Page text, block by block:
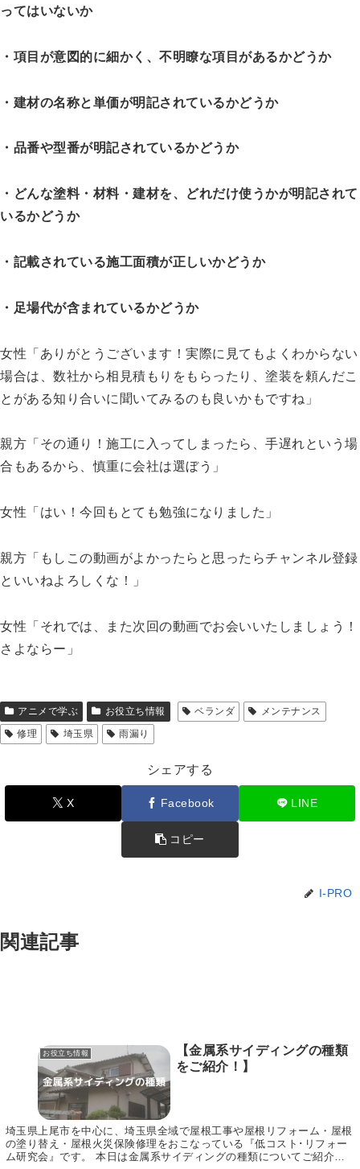
ってはいないか
・項目が意図的に細かく、不明瞭な項目があるかどうか
・建材の名称と単価が明記されているかどうか
・品番や型番が明記されているかどうか
・どんな塗料・材料・建材を、どれだけ使うかが明記されて
いるかどうか
・記載されている施工面積が正しいかどうか
・足場代が含まれているかどうか
女性「ありがとうございます！実際に見てもよくわからない
場合は、数社から相見積もりをもらったり、塗装を頼んだこ
とがある知り合いに聞いてみるのも良いかもですね」
親方「その通り！施工に入ってしまったら、手遅れという場
合もあるから、慎重に会社は選ぼう」
女性「はい！今回もとても勉強になりました」
親方「もしこの動画がよかったらと思ったらチャンネル登録
といいねよろしくな！」
女性「それでは、また次回の動画でお会いいたしましょう！
さよならー」
アニメで学ぶ お役立ち情報 ベランダ
メンテナンス
修理
埼玉県 雨漏り
シェアする
X Facebook LINE
コピー
I-PRO
関連記事
お役立ち情報
【金属系サイディングの種類
をご紹介！】
埼玉県上尾市を中心に、埼玉県全域で屋根工事や屋根リフォーム・屋根
の塗り替え・屋根火災保険修理をおこなっている『低コスト･リフォー
ム研究会』です。 本日は金属系サイディングの種類についてご紹介い